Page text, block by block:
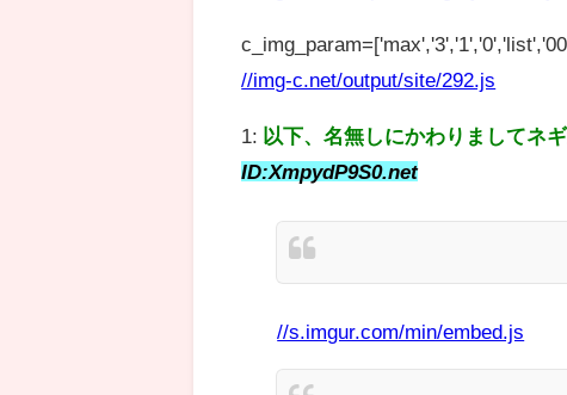
//img-c.net/output/site/292.js
1: 以下、名無しにかわりましてネ
ID:XmpydP9S0.net
//s.imgur.com/min/embed.js